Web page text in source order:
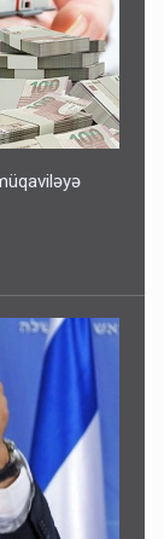
açıqladı